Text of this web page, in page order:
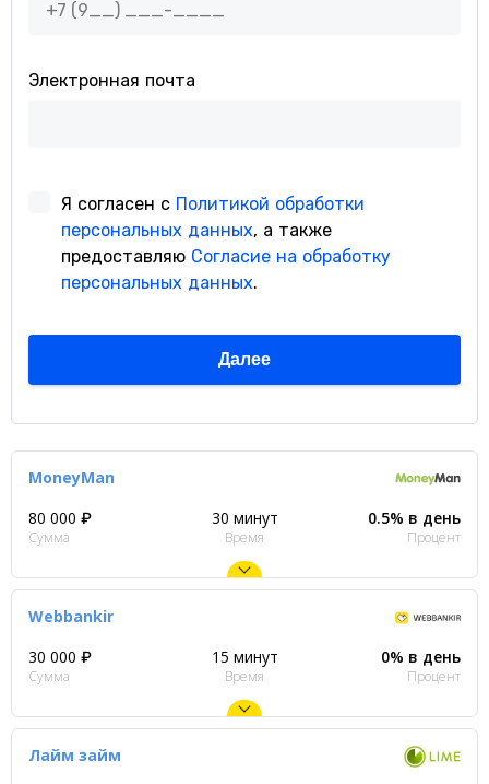
MoneyMan
80 000 ₽
Сумма
30 минут
Время
0.5% в день
Процент
Webbankir
30 000 ₽
Сумма
15 минут
Время
0% в день
Процент
Лайм займ